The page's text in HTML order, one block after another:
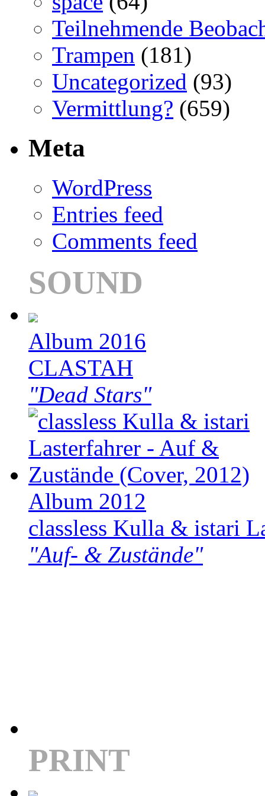
Teilnehmende
Trampen (181)
Uncategorized (93)
Vermittlung? (659)
Meta
WordPress
Entries feed
Comments feed
SOUND
Album 2016
CLASTAH
"Dead Stars"
Album 2012
classless Kulla & istari
"Auf- & Zustände"
PRINT